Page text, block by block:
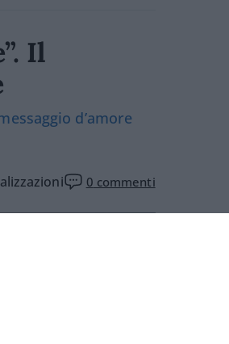
Il
d’amore
0 commenti